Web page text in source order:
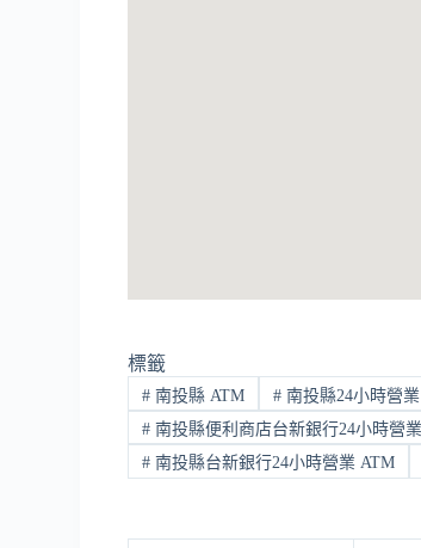
標籤
# 南投縣 ATM #南投縣24小時營
# 南投縣便利商店台新銀行24小時營
# 南投縣台新銀行24小時營業 ATM